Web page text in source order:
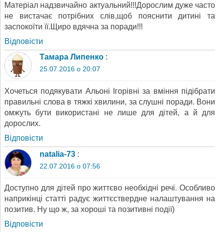
Матеріал надзвичайно актуальний!!!Дорослим дуже часто
не вистачає потрібних слів,щоб пояснити дитині та
заспокоїти її.Щиро вдячна за поради!!!
Відповіcти
Тамара Липенко :
25.07.2016 о 20:07
Хочеться подякувати Альоні Ігорівні за вміння підібрати
правильні слова в тяжкі хвилини, за слушні поради. Вони
омжуть бути використані не лише для дітей, а й для
дорослих.
Відповіcти
natalia-73 :
22.07.2016 о 07:56
Доступно для дітей про життєво необхідні речі. Особливо
наприкінці статті радує життєствердне налаштування на
позитив. Ну що ж, за хороші та позитивні події)
Відповіcти